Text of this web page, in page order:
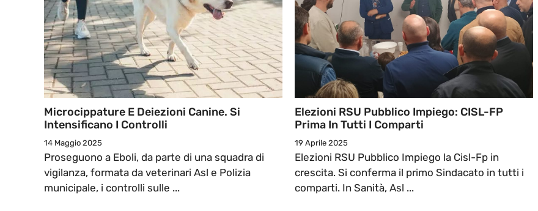
Microcippature E Deiezioni Canine. Si
Intensificano I Controlli
14 Maggio 2025
Proseguono a Eboli, da parte di una squadra di
vigilanza, formata da veterinari Asl e Polizia
municipale, i controlli sulle ...
Elezioni RSU Pubblico Impiego: CISL-FP
Prima In Tutti I Comparti
19 Aprile 2025
Elezioni RSU Pubblico Impiego la Cisl-Fp in
crescita. Si conferma il primo Sindacato in tutti i
comparti. In Sanità, Asl ...